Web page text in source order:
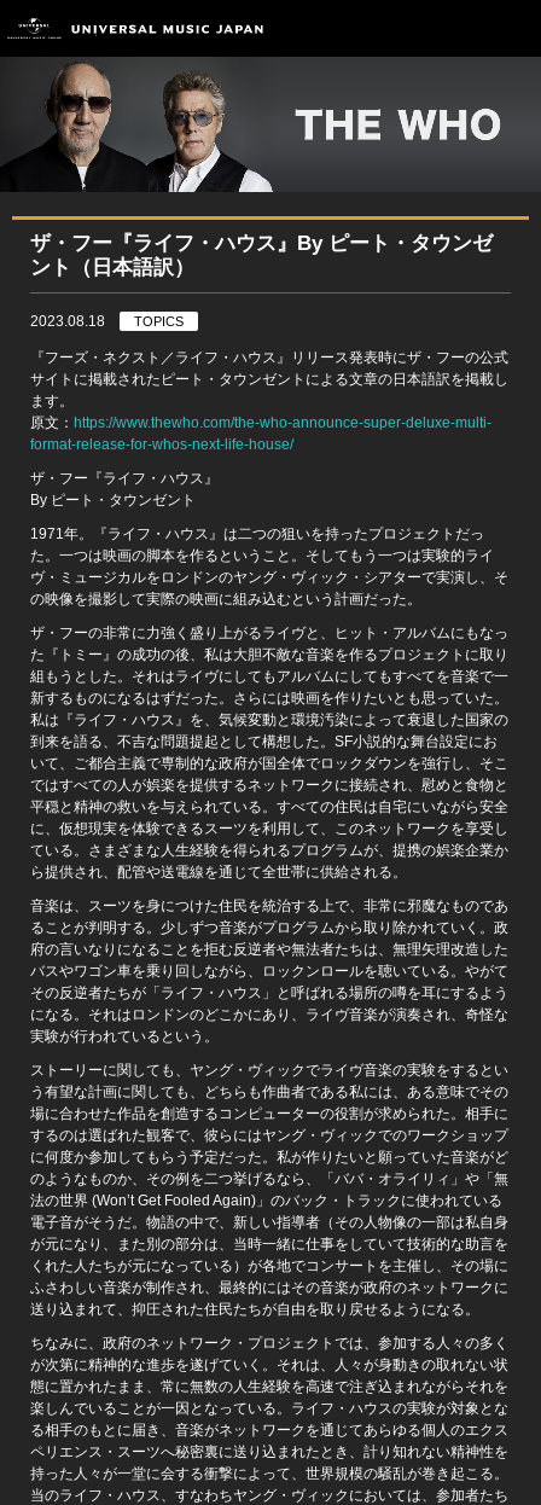
ザ・フー『ライフ・ハウス』By ピート・タウンゼ
ント（日本語訳）
2023.08.18 TOPICS
『フーズ・ネクスト／ライフ・ハウス』リリース発表時にザ・フーの公式
サイトに掲載されたピート・タウンゼントによる文章の日本語訳を掲載し
ます。
原文： https://www.thewho.com/the-who-announce-super-deluxe-multi-
format-release-for-whos-next-life-house/
ザ・フー『ライフ・ハウス』
By ピート・タウンゼント
1971年。『ライフ・ハウス』は二つの狙いを持ったプロジェクトだっ
た。一つは映画の脚本を作るということ。そしてもう一つは実験的ライ
ヴ・ミュージカルをロンドンのヤング・ヴィック・シアターで実演し、そ
の映像を撮影して実際の映画に組み込むという計画だった。
ザ・フーの非常に力強く盛り上がるライヴと、ヒット・アルバムにもなっ
た『トミー』の成功の後、私は大胆不敵な音楽を作るプロジェクトに取り
組もうとした。それはライヴにしてもアルバムにしてもすべてを音楽で一
新するものになるはずだった。さらには映画を作りたいとも思っていた。
私は『ライフ・ハウス』を、気候変動と環境汚染によって衰退した国家の
到来を語る、不吉な問題提起として構想した。SF小説的な舞台設定にお
いて、ご都合主義で専制的な政府が国全体でロックダウンを強行し、そこ
ではすべての人が娯楽を提供するネットワークに接続され、慰めと食物と
平穏と精神の救いを与えられている。すべての住民は自宅にいながら安全
に、仮想現実を体験できるスーツを利用して、このネットワークを享受し
ている。さまざまな人生経験を得られるプログラムが、提携の娯楽企業か
ら提供され、配管や送電線を通じて全世帯に供給される。
音楽は、スーツを身につけた住民を統治する上で、非常に邪魔なものであ
ることが判明する。少しずつ音楽がプログラムから取り除かれていく。政
府の言いなりになることを拒む反逆者や無法者たちは、無理矢理改造した
バスやワゴン車を乗り回しながら、ロックンロールを聴いている。やがて
その反逆者たちが「ライフ・ハウス」と呼ばれる場所の噂を耳にするよう
になる。それはロンドンのどこかにあり、ライヴ音楽が演奏され、奇怪な
実験が行われているという。
ストーリーに関しても、ヤング・ヴィックでライヴ音楽の実験をするとい
う有望な計画に関しても、どちらも作曲者である私には、ある意味でその
場に合わせた作品を創造するコンピューターの役割が求められた。相手に
するのは選ばれた観客で、彼らにはヤング・ヴィックでのワークショップ
に何度か参加してもらう予定だった。私が作りたいと願っていた音楽がど
のようなものか、その例を二つ挙げるなら、「ババ・オライリィ」や「無
法の世界 (Won’t Get Fooled Again)」のバック・トラックに使われている
電子音がそうだ。物語の中で、新しい指導者（その人物像の一部は私自身
が元になり、また別の部分は、当時一緒に仕事をしていて技術的な助言を
くれた人たちが元になっている）が各地でコンサートを主催し、その場に
ふさわしい音楽が制作され、最終的にはその音楽が政府のネットワークに
送り込まれて、抑圧された住民たちが自由を取り戻せるようになる。
ちなみに、政府のネットワーク・プロジェクトでは、参加する人々の多く
が次第に精神的な進歩を遂げていく。それは、人々が身動きの取れない状
態に置かれたまま、常に無数の人生経験を高速で注ぎ込まれながらそれを
楽しんでいることが一因となっている。ライフ・ハウスの実験が対象とな
る相手のもとに届き、音楽がネットワークを通じてあらゆる個人のエクス
ペリエンス・スーツへ秘密裏に送り込まれたとき、計り知れない精神性を
持った人々が一堂に会する衝撃によって、世界規模の騒乱が巻き起こる。
当のライフ・ハウス、すなわちヤング・ヴィックにおいては、参加者たち